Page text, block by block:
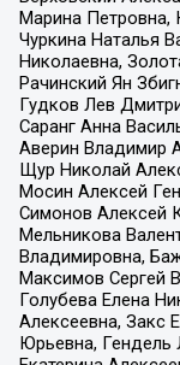
Марина Петровна,
Чуркина Наталья
Николаевна,
Рачинский Ян
Гудков Лев
Саранг Анна
Аверин Владимир
Щур Николай
Мосин Алексей
Симонов Алексей
Мельникова
Владимировна,
Максимов Сергей
Голубева Елена
Алексеевна, Закс
Юрьевна,